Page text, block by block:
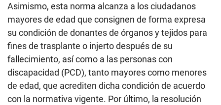
Asimismo, esta norma alcanza a los ciudadanos
mayores de edad que consignen de forma expresa
su condición de donantes de órganos y tejidos para
fines de trasplante o injerto después de su
fallecimiento, así como a las personas con
discapacidad (PCD), tanto mayores como menores
de edad, que acrediten dicha condición de acuerdo
con la normativa vigente. Por último, la resolución